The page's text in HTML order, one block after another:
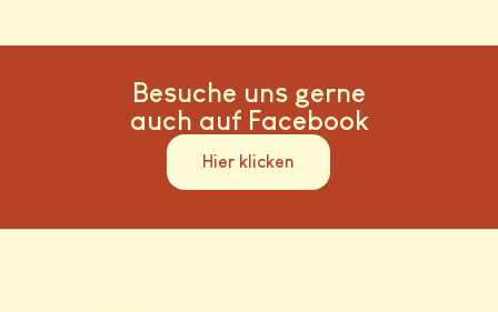
Besuche uns gerne
auch auf Facebook
Hier klicken